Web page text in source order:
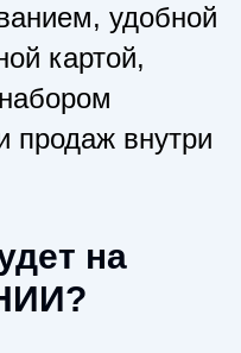
удобной
картой,
продаж внутри
на